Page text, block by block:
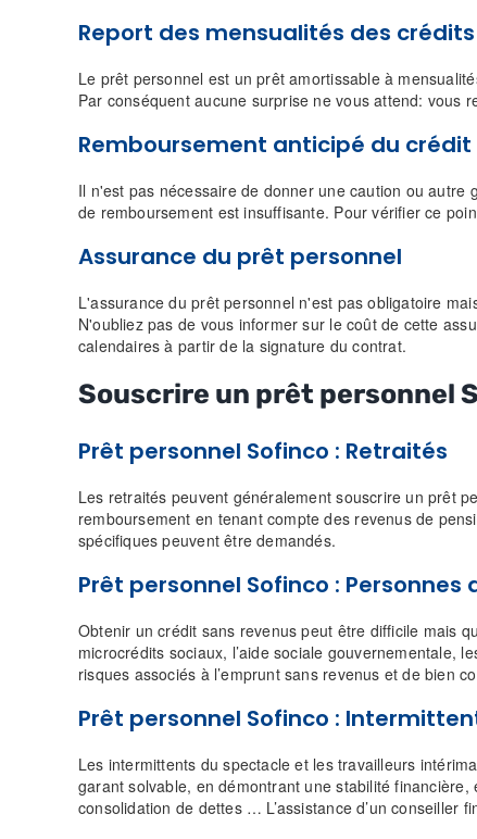
Report des mensualités des
Le prêt personnel est un prêt amortissable à
Par conséquent aucune surprise ne vous attend: vous
Remboursement anticipé du crédit
Il n'est pas nécessaire de donner une caution ou
de remboursement est insuffisante. Pour vérifier ce
Assurance du prêt personnel
L'assurance du prêt personnel n'est pas obligatoire
N'oubliez pas de vous informer sur le coût de cette
calendaires à partir de la signature du contrat.
Souscrire un prêt personnel
Prêt personnel Sofinco : Retraités
Les retraités peuvent généralement souscrire un prêt
remboursement en tenant compte des revenus de
spécifiques peuvent être demandés.
Prêt personnel Sofinco :
Obtenir un crédit sans revenus peut être difficile mais
microcrédits sociaux, l’aide sociale gouvernementale,
risques associés à l’emprunt sans revenus et de bien
Prêt personnel Sofinco :
Les intermittents du spectacle et les travailleurs
garant solvable, en démontrant une stabilité
consolidation de dettes … L’assistance d’un conseiller